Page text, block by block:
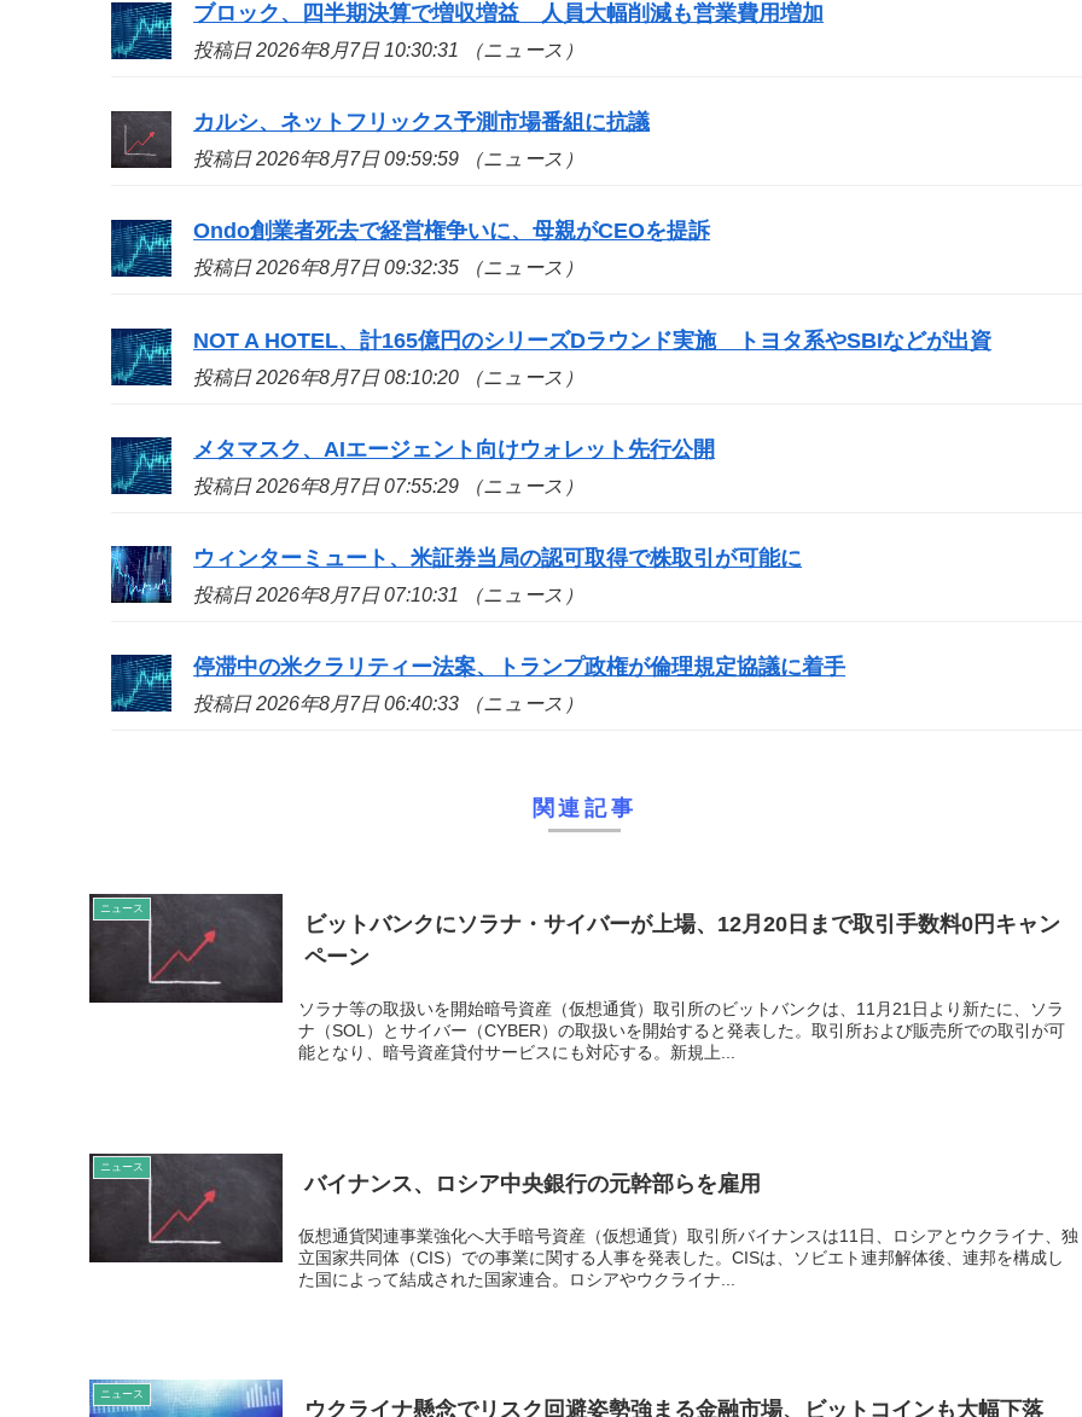
ブロック、四半期決算で増収増益 人員大幅削減も営業費用増加
投稿日 2026年8月7日 10:30:31 （ニュース）
カルシ、ネットフリックス予測市場番組に抗議
投稿日 2026年8月7日 09:59:59 （ニュース）
Ondo創業者死去で経営権争いに、母親がCEOを提訴
投稿日 2026年8月7日 09:32:35 （ニュース）
NOT A HOTEL、計165億円のシリーズDラウンド実施 トヨタ系やSBIなどが出資
投稿日 2026年8月7日 08:10:20 （ニュース）
メタマスク、AIエージェント向けウォレット先行公開
投稿日 2026年8月7日 07:55:29 （ニュース）
ウィンターミュート、米証券当局の認可取得で株取引が可能に
投稿日 2026年8月7日 07:10:31 （ニュース）
停滞中の米クラリティー法案、トランプ政権が倫理規定協議に着手
投稿日 2026年8月7日 06:40:33 （ニュース）
関連記事
ニュース
ビットバンクにソラナ・サイバーが上場、12月20日まで取引手数料0円キャン
ペーン
ソラナ等の取扱いを開始暗号資産（仮想通貨）取引所のビットバンクは、11月21日より新たに、ソラ
ナ（SOL）とサイバー（CYBER）の取扱いを開始すると発表した。取引所および販売所での取引が可
能となり、暗号資産貸付サービスにも対応する。新規上...
ニュース
バイナンス、ロシア中央銀行の元幹部らを雇用
仮想通貨関連事業強化へ大手暗号資産（仮想通貨）取引所バイナンスは11日、ロシアとウクライナ、独
立国家共同体（CIS）での事業に関する人事を発表した。CISは、ソビエト連邦解体後、連邦を構成し
た国によって結成された国家連合。ロシアやウクライナ...
ニュース
ウクライナ懸念でリスク回避姿勢強まる金融市場、ビットコインも大幅下落